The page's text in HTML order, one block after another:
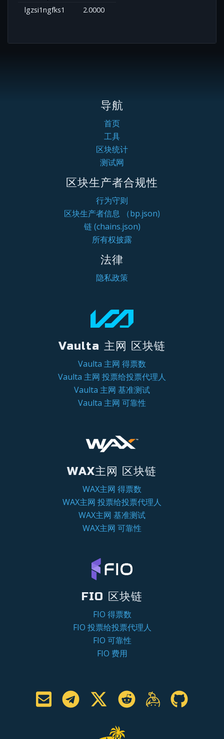
lgzsi1ngfks1
2.0000
导航
首页
工具
区块统计
测试网
区块生产者合规性
行为守则
区块生产者信息 （bp.json)
链 (chains.json)
所有权披露
法律
隐私政策
Vaulta 主网 区块链
Vaulta 主网 得票数
Vaulta 主网 投票给投票代理人
Vaulta 主网 基准测试
Vaulta 主网 可靠性
WAX主网 区块链
WAX主网 得票数
WAX主网 投票给投票代理人
WAX主网 基准测试
WAX主网 可靠性
FIO 区块链
FIO 得票数
FIO 投票给投票代理人
FIO 可靠性
FIO 费用